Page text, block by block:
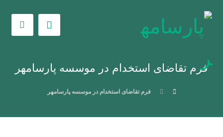
فرم تقاضای استخدام در موسسه پارسامهر
فرم تقاضای استخدام در موسسه پارسامهر